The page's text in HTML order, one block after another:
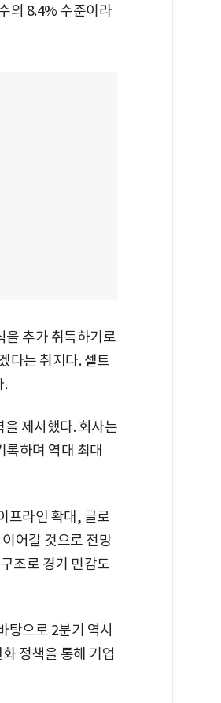
의 8.4% 수준이라
을 추가 취득하기로
다는 취지다. 셀트
.
제시했다. 회사는
하며 역대 최대
프라인 확대, 글로
어갈 것으로 전망
조로 경기 민감도
탕으로 2분기 역시
정책을 통해 기업